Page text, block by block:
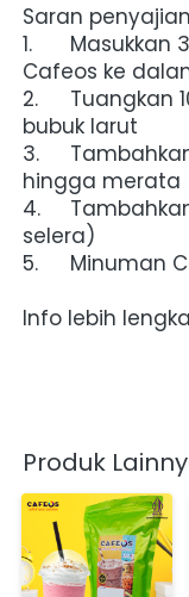
Saran
1.	Masukkan 30-35gr bubuk minuman
Cafeos ke
2.	Tuangkan 10 ml air hangat, aduk hingga
bubuk larut
3.	Tambahkan 140 ml air matang, aduk
hingga merata
4.	Tambahkan 200 gram es batu (Sesuai
selera)
5.
Info lebih
Produk